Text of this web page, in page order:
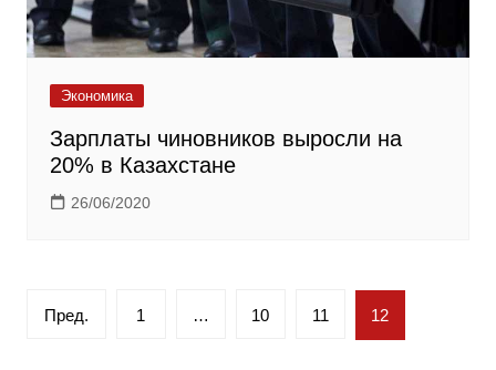
Экономика
Зарплаты чиновников выросли на
20% в Казахстане
26/06/2020
Пагинация
Пред. 1 … 10 11 12